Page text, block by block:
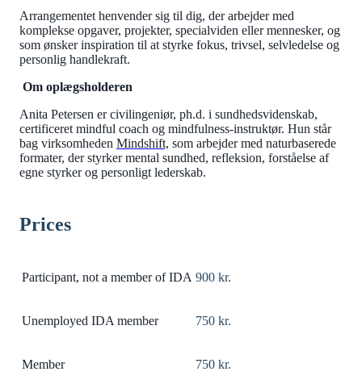
Arrangementet henvender sig til dig, der arbejder med
komplekse opgaver, projekter, specialviden eller mennesker, og
som ønsker inspiration til at styrke fokus, trivsel, selvledelse og
personlig handlekraft.
Om oplægsholderen
Anita Petersen er civilingeniør, ph.d. i sundhedsvidenskab,
certificeret mindful coach og mindfulness-instruktør. Hun står
bag virksomheden Mindshift, som arbejder med naturbaserede
formater, der styrker mental sundhed, refleksion, forståelse af
egne styrker og personligt lederskab.
Prices
Participant, not a member of IDA 900 kr.
Unemployed IDA member 750 kr.
Member 750 kr.